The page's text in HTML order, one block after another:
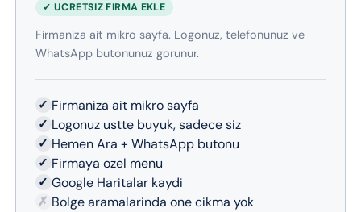
✓ UCRETSIZ FIRMA EKLE
Firmaniza ait mikro sayfa. Logonuz, telefonunuz ve
WhatsApp butonunuz gorunur.
✓ Firmaniza ait mikro sayfa
✓ Logonuz ustte buyuk, sadece siz
✓ Hemen Ara + WhatsApp butonu
✓ Firmaya ozel menu
✓ Google Haritalar kaydi
✗ Bolge aramalarinda one cikma yok